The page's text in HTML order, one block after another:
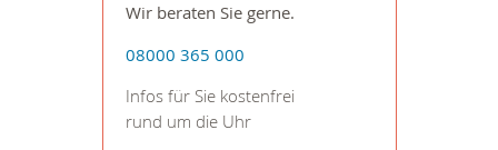
Wir beraten Sie gerne.
08000 365 000
Infos für Sie kostenfrei
rund um die Uhr